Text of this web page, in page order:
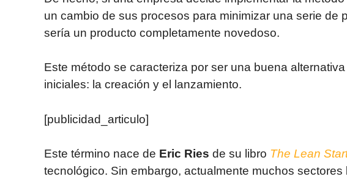
un cambio de sus procesos para minimizar una serie de
sería un producto completamente novedoso.
Este método se caracteriza por ser una buena
iniciales: la creación y el lanzamiento.
[publicidad_articulo]
Este término nace de Eric Ries de su libro The Lean
tecnológico. Sin embargo, actualmente muchos sectores